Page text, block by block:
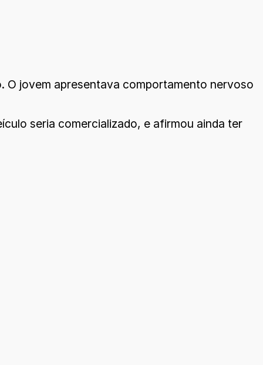
jovem apresentava comportamento nervoso
seria comercializado, e afirmou ainda ter